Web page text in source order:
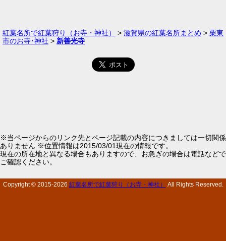
紅葉名所で紅葉狩り（お寺・神社） > 滋賀県の紅葉名所まとめ > 栗東
市のお寺･神社 > 新善光寺
※当ページからのリンク先とページ記載の内容につきましては一切関係
ありません ※位置情報は2015/03/01現在の情報です。
現在の所在地と異なる場合もありますので、お急ぎの場合は電話などで
ご確認ください。
Copyright © 2015-2026 紅葉名所で紅葉狩り（お寺・神社） All Rights Reserved.